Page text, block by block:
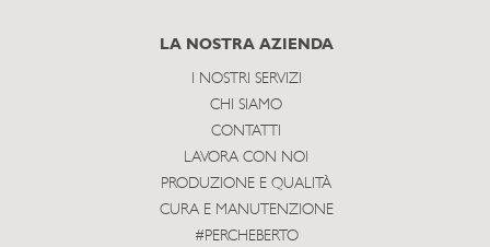
subscribe
LA NOSTRA AZIENDA
I NOSTRI SERVIZI
CHI SIAMO
CONTATTI
LAVORA CON NOI
PRODUZIONE E QUALITÀ
CURA E MANUTENZIONE
#PERCHEBERTO